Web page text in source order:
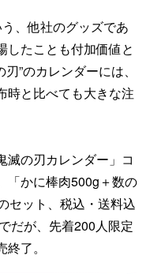
、他社のグッズであ
したことも付加価値と
”のカレンダーには、
時と比べても大きな注
滅の刃カレンダー」コ
「かに棒肉500g＋数の
セット、税込・送料込
だが、先着200人限定
了。